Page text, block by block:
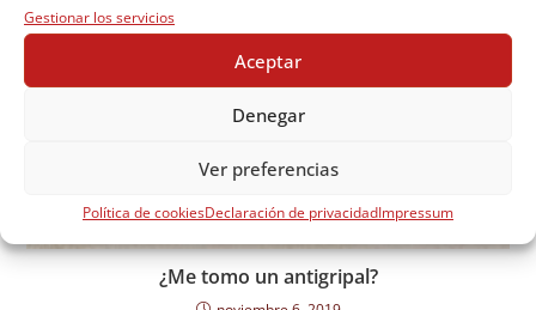
Gestionar los servicios
Aceptar
Denegar
Ver preferencias
Política de cookiesDeclaración de privacidadImpressum
¿Me tomo un antigripal?